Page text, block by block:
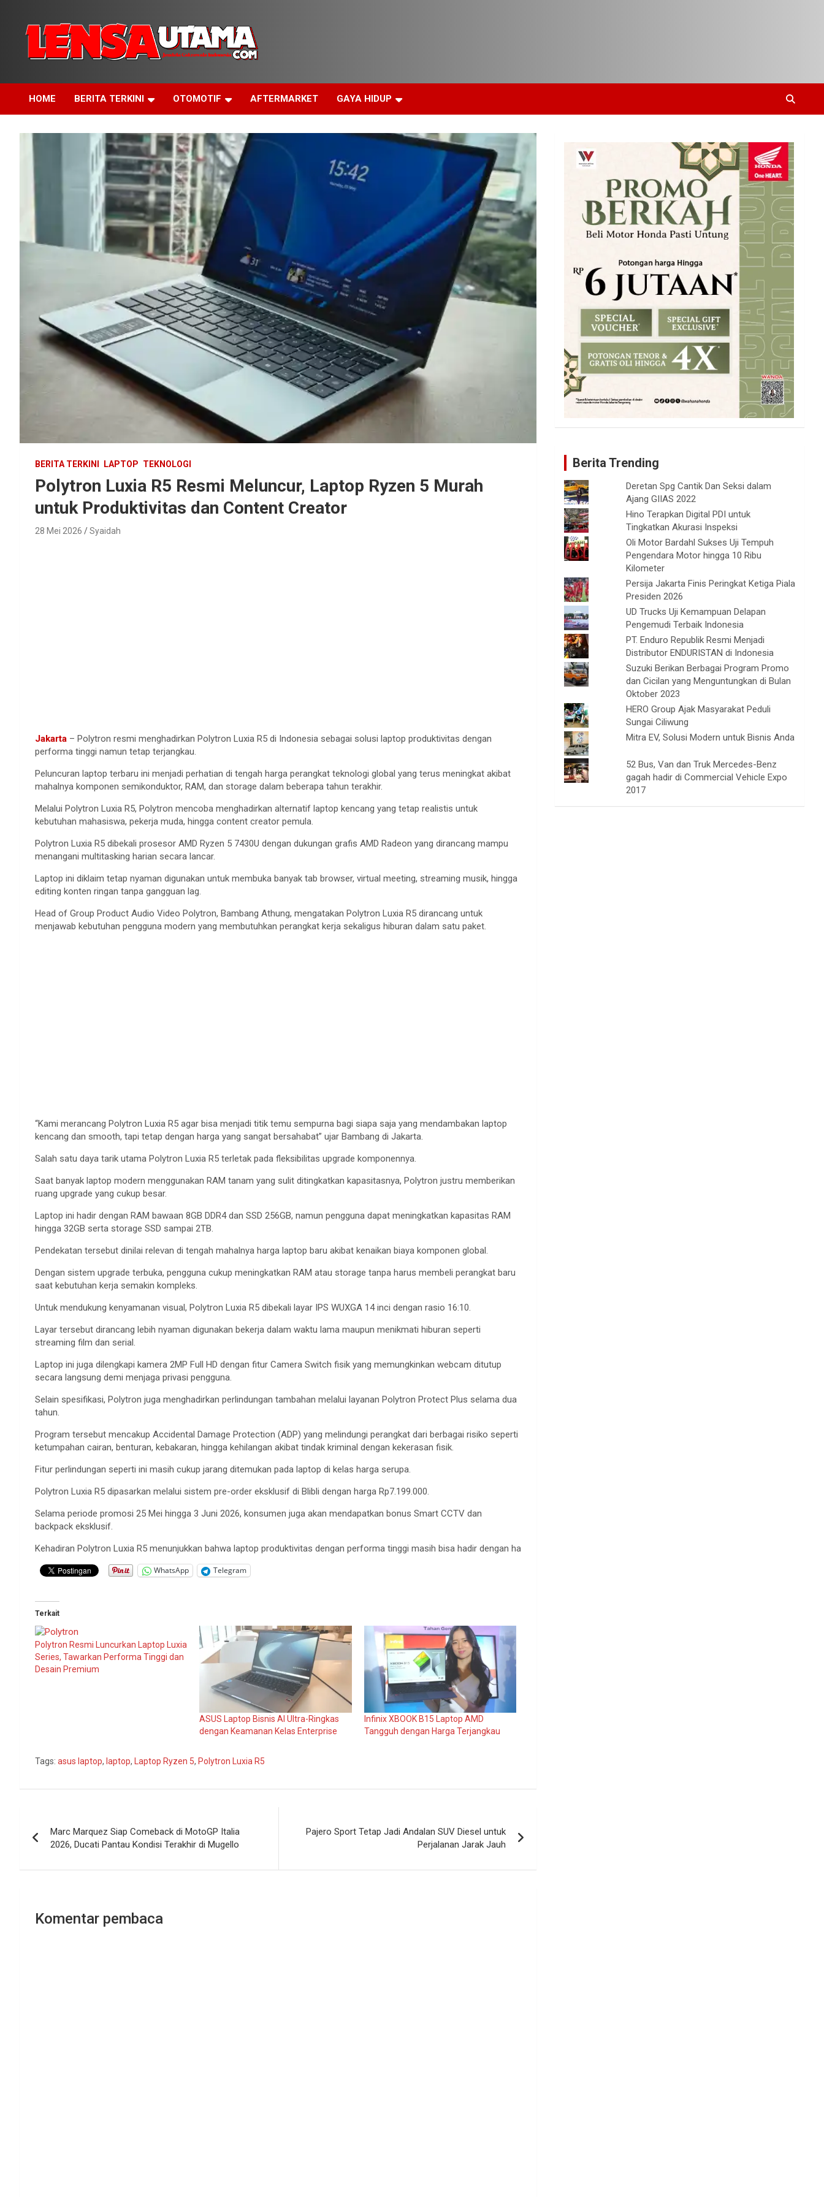
content
LensaUtama
HOME BERITA TERKINI OTOMOTIF AFTERMARKET GAYA HIDUP
BERITA TERKINI LAPTOP TEKNOLOGI
Polytron Luxia R5 Resmi Meluncur, Laptop Ryzen 5 Murah
untuk Produktivitas dan Content Creator
28 Mei 2026 Syaidah
Jakarta – Polytron resmi menghadirkan Polytron Luxia R5 di Indonesia sebagai solusi laptop produktivitas dengan
performa tinggi namun tetap terjangkau.
Peluncuran laptop terbaru ini menjadi perhatian di tengah harga perangkat teknologi global yang terus meningkat akibat
mahalnya komponen semikonduktor, RAM, dan storage dalam beberapa tahun terakhir.
Melalui Polytron Luxia R5, Polytron mencoba menghadirkan alternatif laptop kencang yang tetap realistis untuk
kebutuhan mahasiswa, pekerja muda, hingga content creator pemula.
Polytron Luxia R5 dibekali prosesor AMD Ryzen 5 7430U dengan dukungan grafis AMD Radeon yang dirancang mampu
menangani multitasking harian secara lancar.
Laptop ini diklaim tetap nyaman digunakan untuk membuka banyak tab browser, virtual meeting, streaming musik, hingga
editing konten ringan tanpa gangguan lag.
Head of Group Product Audio Video Polytron, Bambang Athung, mengatakan Polytron Luxia R5 dirancang untuk
menjawab kebutuhan pengguna modern yang membutuhkan perangkat kerja sekaligus hiburan dalam satu paket.
“Kami merancang Polytron Luxia R5 agar bisa menjadi titik temu sempurna bagi siapa saja yang mendambakan laptop
kencang dan smooth, tapi tetap dengan harga yang sangat bersahabat” ujar Bambang di Jakarta.
Salah satu daya tarik utama Polytron Luxia R5 terletak pada fleksibilitas upgrade komponennya.
Saat banyak laptop modern menggunakan RAM tanam yang sulit ditingkatkan kapasitasnya, Polytron justru memberikan
ruang upgrade yang cukup besar.
Laptop ini hadir dengan RAM bawaan 8GB DDR4 dan SSD 256GB, namun pengguna dapat meningkatkan kapasitas RAM
hingga 32GB serta storage SSD sampai 2TB.
Pendekatan tersebut dinilai relevan di tengah mahalnya harga laptop baru akibat kenaikan biaya komponen global.
Dengan sistem upgrade terbuka, pengguna cukup meningkatkan RAM atau storage tanpa harus membeli perangkat baru
saat kebutuhan kerja semakin kompleks.
Untuk mendukung kenyamanan visual, Polytron Luxia R5 dibekali layar IPS WUXGA 14 inci dengan rasio 16:10.
Layar tersebut dirancang lebih nyaman digunakan bekerja dalam waktu lama maupun menikmati hiburan seperti
streaming film dan serial.
Laptop ini juga dilengkapi kamera 2MP Full HD dengan fitur Camera Switch fisik yang memungkinkan webcam ditutup
secara langsung demi menjaga privasi pengguna.
Selain spesifikasi, Polytron juga menghadirkan perlindungan tambahan melalui layanan Polytron Protect Plus selama dua
tahun.
Program tersebut mencakup Accidental Damage Protection (ADP) yang melindungi perangkat dari berbagai risiko seperti
ketumpahan cairan, benturan, kebakaran, hingga kehilangan akibat tindak kriminal dengan kekerasan fisik.
Fitur perlindungan seperti ini masih cukup jarang ditemukan pada laptop di kelas harga serupa.
Polytron Luxia R5 dipasarkan melalui sistem pre-order eksklusif di Blibli dengan harga Rp7.199.000.
Selama periode promosi 25 Mei hingga 3 Juni 2026, konsumen juga akan mendapatkan bonus Smart CCTV dan
backpack eksklusif.
Kehadiran Polytron Luxia R5 menunjukkan bahwa laptop produktivitas dengan performa tinggi masih bisa hadir dengan ha
WhatsApp Telegram
Terkait
Polytron Resmi Luncurkan Laptop Luxia
Series, Tawarkan Performa Tinggi dan
Desain Premium
ASUS Laptop Bisnis AI Ultra-Ringkas
dengan Keamanan Kelas Enterprise
Infinix XBOOK B15 Laptop AMD
Tangguh dengan Harga Terjangkau
Tags: asus laptop, laptop, Laptop Ryzen 5, Polytron Luxia R5
pos
Marc Marquez Siap Comeback di MotoGP Italia
2026, Ducati Pantau Kondisi Terakhir di Mugello
Pajero Sport Tetap Jadi Andalan SUV Diesel untuk
Perjalanan Jarak Jauh
Komentar pembaca
Berita Trending
Deretan Spg Cantik Dan Seksi dalam
Ajang GIIAS 2022
Hino Terapkan Digital PDI untuk
Tingkatkan Akurasi Inspeksi
Oli Motor Bardahl Sukses Uji Tempuh
Pengendara Motor hingga 10 Ribu
Kilometer
Persija Jakarta Finis Peringkat Ketiga Piala
Presiden 2026
UD Trucks Uji Kemampuan Delapan
Pengemudi Terbaik Indonesia
PT. Enduro Republik Resmi Menjadi
Distributor ENDURISTAN di Indonesia
Suzuki Berikan Berbagai Program Promo
dan Cicilan yang Menguntungkan di Bulan
Oktober 2023
HERO Group Ajak Masyarakat Peduli
Sungai Ciliwung
Mitra EV, Solusi Modern untuk Bisnis Anda
52 Bus, Van dan Truk Mercedes-Benz
gagah hadir di Commercial Vehicle Expo
2017